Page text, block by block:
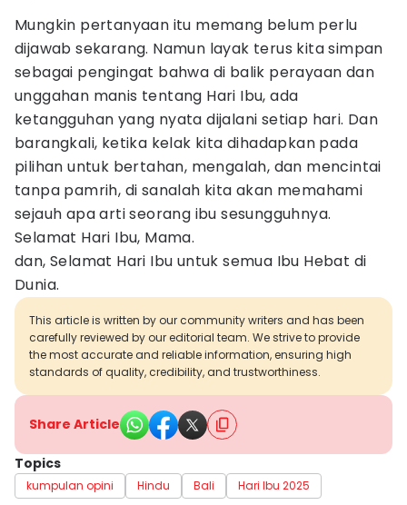
Mungkin pertanyaan itu memang belum perlu
dijawab sekarang. Namun layak terus kita simpan
sebagai pengingat bahwa di balik perayaan dan
unggahan manis tentang Hari Ibu, ada
ketangguhan yang nyata dijalani setiap hari. Dan
barangkali, ketika kelak kita dihadapkan pada
pilihan untuk bertahan, mengalah, dan mencintai
tanpa pamrih, di sanalah kita akan memahami
sejauh apa arti seorang ibu sesungguhnya.
Selamat Hari Ibu, Mama.
dan, Selamat Hari Ibu untuk semua Ibu Hebat di
Dunia.
This article is written by our community writers and has been
carefully reviewed by our editorial team. We strive to provide
the most accurate and reliable information, ensuring high
standards of quality, credibility, and trustworthiness.
Share Article
Topics
kumpulan opini Hindu Bali Hari Ibu 2025